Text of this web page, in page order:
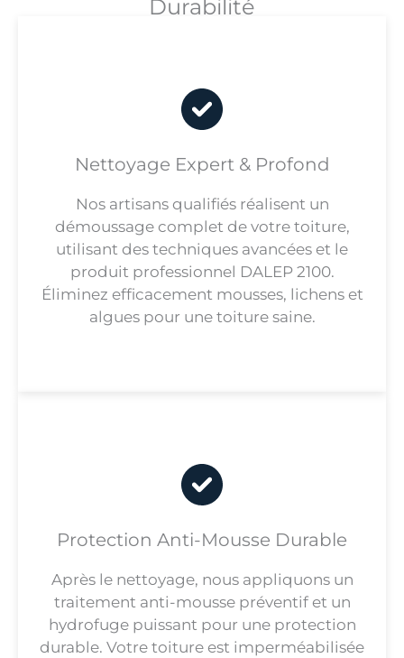
Durabilité
Nettoyage Expert & Profond
Nos artisans qualifiés réalisent un
démoussage complet de votre toiture,
utilisant des techniques avancées et le
produit professionnel DALEP 2100.
Éliminez efficacement mousses, lichens et
algues pour une toiture saine.
Protection Anti-Mousse Durable
Après le nettoyage, nous appliquons un
traitement anti-mousse préventif et un
hydrofuge puissant pour une protection
durable. Votre toiture est imperméabilisée